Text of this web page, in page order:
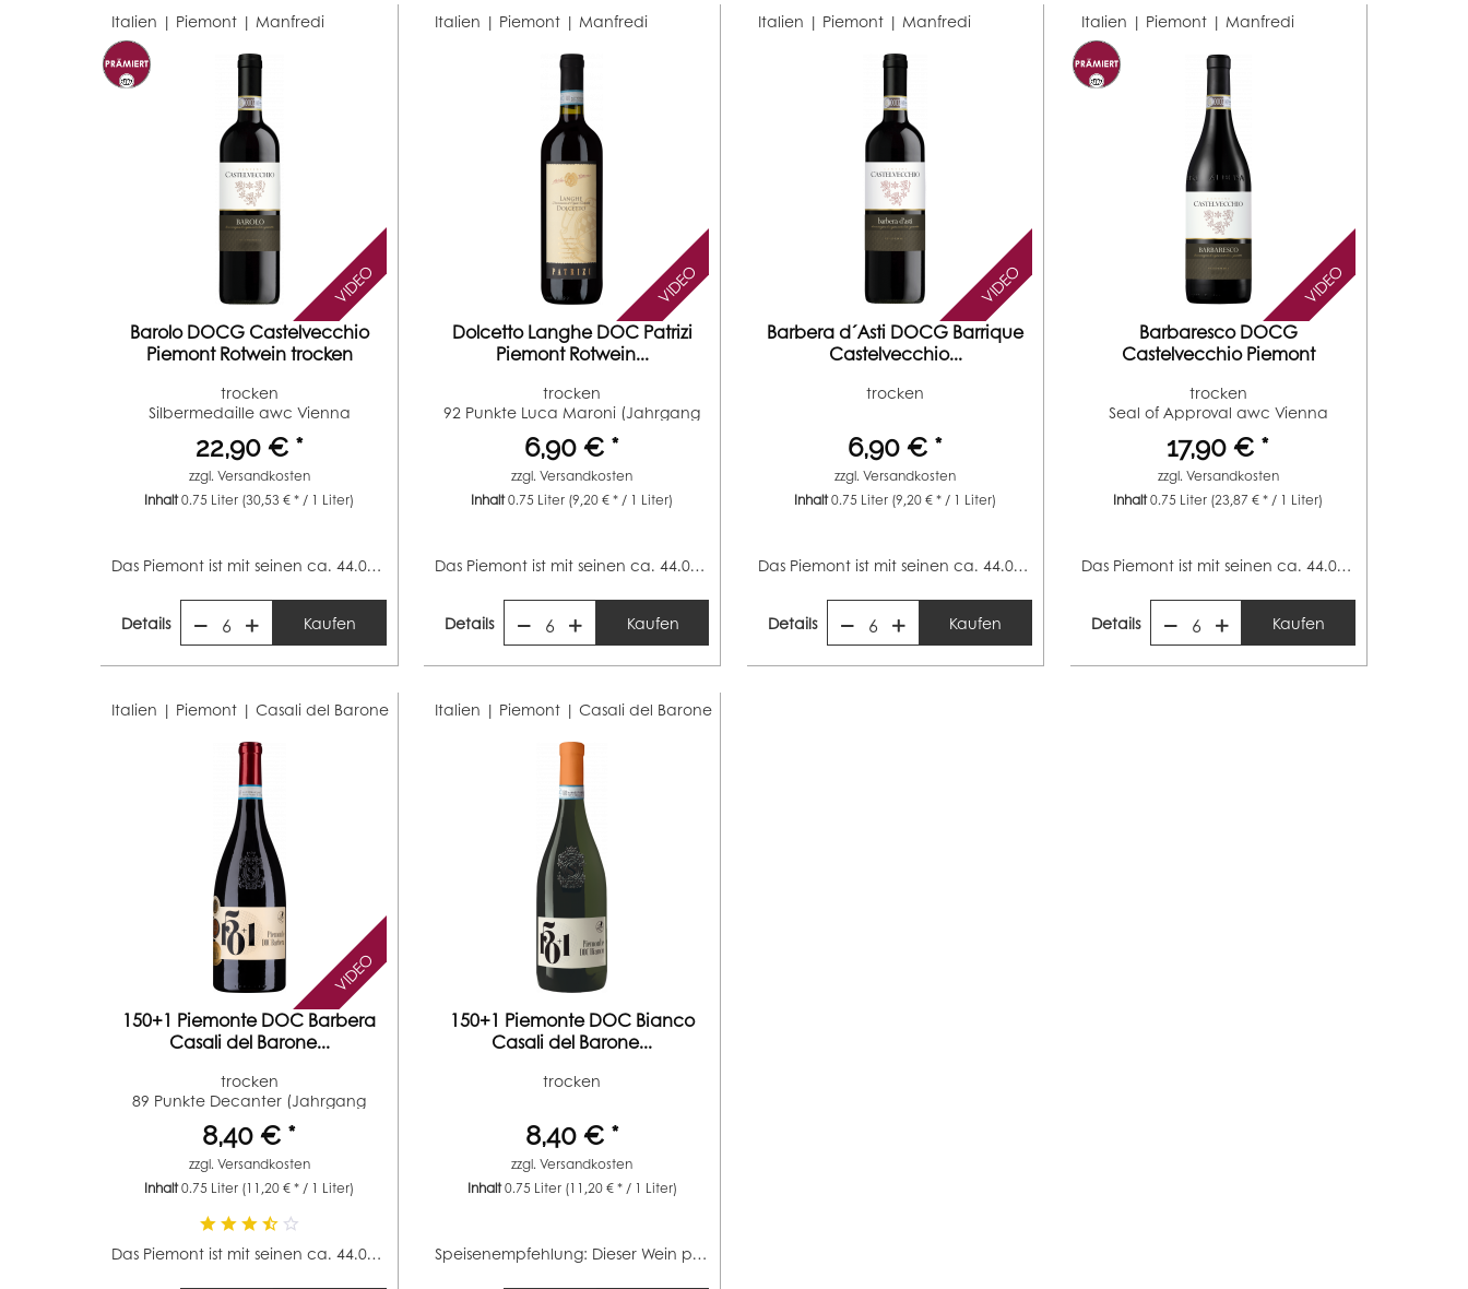
Italien | Piemont | Manfredi
VIDEO
Barolo DOCG Castelvecchio
Piemont Rotwein trocken
trocken
Silbermedaille awc Vienna
(Jahrgang 2012)...
22,90 € *
zzgl. Versandkosten
Inhalt0.75 Liter (30,53 € * / 1 Liter)
Das Piemont ist mit seinen ca. 44.000 Hektar Rebfläche...
Details 6 Kaufen
Italien | Piemont | Manfredi
VIDEO
Dolcetto Langhe DOC Patrizi
Piemont Rotwein...
trocken
92 Punkte Luca Maroni (Jahrgang
2022)
6,90 € *
zzgl.Versandkosten
Inhalt0.75 Liter (9,20 € * / 1 Liter)
Das Piemont ist mit seinen ca. 44.000 Hektar Rebfläche...
Details 6 Kaufen
Italien | Piemont | Manfredi
VIDEO
Barbera d´Asti DOCG Barrique
Castelvecchio...
trocken
6,90 € *
zzgl.Versandkosten
Inhalt0.75 Liter (9,20 € * / 1 Liter)
Das Piemont ist mit seinen ca. 44.000 Hektar Rebfläche...
Details 6 Kaufen
Italien | Piemont | Manfredi
VIDEO
Barbaresco DOCG
Castelvecchio Piemont
trocken
Seal of Approval awc Vienna
(Jahrgang 2013)
17,90 € *
zzgl. Versandkosten
Inhalt0.75 Liter (23,87 € * / 1 Liter)
Das Piemont ist mit seinen ca. 44.000 Hektar Rebfläche...
Details 6 Kaufen
Italien | Piemont |Casali del Barone
VIDEO
150+1 Piemonte DOC Barbera
Casali del Barone...
trocken
89 Punkte Decanter (Jahrgang
2021)...
8,40 € *
zzgl. Versandkosten
Inhalt0.75 Liter (11,20 € * / 1 Liter)
Das Piemont ist mit seinen ca. 44.000 Hektar Rebfläche...
Italien | Piemont |Casali del Barone
150+1 Piemonte DOC Bianco
Casali del Barone...
trocken
8,40 € *
zzgl.Versandkosten
Inhalt0.75 Liter (11,20 € * / 1 Liter)
Speisenempfehlung: Dieser Wein passt ausgezeichnet zu...